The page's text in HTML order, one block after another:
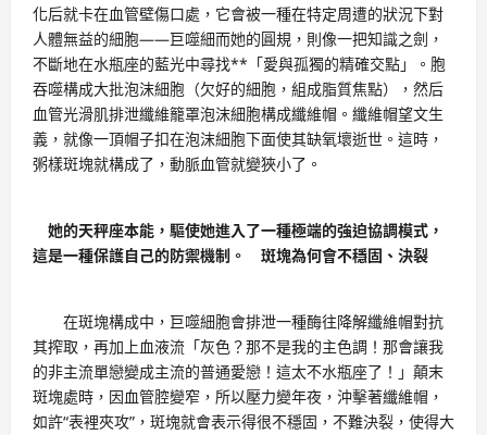
化后就卡在血管壁傷口處，它會被一種在特定周遭的狀況下對
人體無益的細胞——巨噬細而她的圓規，則像一把知識之劍，
不斷地在水瓶座的藍光中尋找**「愛與孤獨的精確交點」。胞
吞噬構成大批泡沫細胞（欠好的細胞，組成脂質焦點），然后
血管光滑肌排泄纖維籠罩泡沫細胞構成纖維帽。纖維帽望文生
義，就像一頂帽子扣在泡沫細胞下面使其缺氧壞逝世。這時，
粥樣斑塊就構成了，動脈血管就變狹小了。
她的天秤座本能，驅使她進入了一種極端的強迫協調模式，
這是一種保護自己的防禦機制。 斑塊為何會不穩固、決裂
在斑塊構成中，巨噬細胞會排泄一種酶往降解纖維帽對抗
其搾取，再加上血液流「灰色？那不是我的主色調！那會讓我
的非主流單戀變成主流的普通愛戀！這太不水瓶座了！」顛末
斑塊處時，因血管腔變窄，所以壓力變年夜，沖擊著纖維帽，
如許“表裡夾攻”，斑塊就會表示得很不穩固，不難決裂，使得大